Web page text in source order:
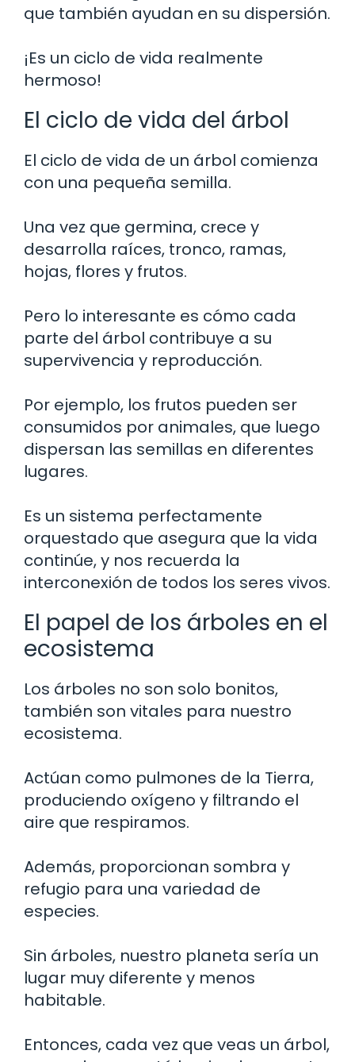
que también ayudan en su dispersión.
¡Es un ciclo de vida realmente
hermoso!
El ciclo de vida del árbol
El ciclo de vida de un árbol comienza
con una pequeña semilla.
Una vez que germina, crece y
desarrolla raíces, tronco, ramas,
hojas, flores y frutos.
Pero lo interesante es cómo cada
parte del árbol contribuye a su
supervivencia y reproducción.
Por ejemplo, los frutos pueden ser
consumidos por animales, que luego
dispersan las semillas en diferentes
lugares.
Es un sistema perfectamente
orquestado que asegura que la vida
continúe, y nos recuerda la
interconexión de todos los seres vivos.
El papel de los árboles en el
ecosistema
Los árboles no son solo bonitos,
también son vitales para nuestro
ecosistema.
Actúan como pulmones de la Tierra,
produciendo oxígeno y filtrando el
aire que respiramos.
Además, proporcionan sombra y
refugio para una variedad de
especies.
Sin árboles, nuestro planeta sería un
lugar muy diferente y menos
habitable.
Entonces, cada vez que veas un árbol,